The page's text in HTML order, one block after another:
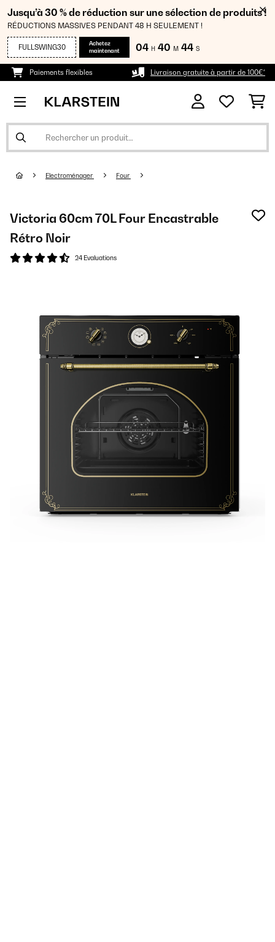
Jusqu’à 30 % de réduction sur une sélection de produits !
RÉDUCTIONS MASSIVES PENDANT 48 H SEULEMENT !
FULLSWING30
Achetez
maintenant
04 H 40 M 43 S
Paiements flexibles Livraison gratuite à partir de 100€*
Electroménager Four
Victoria 60cm 70L Four Encastrable
Rétro Noir
24 Evaluations